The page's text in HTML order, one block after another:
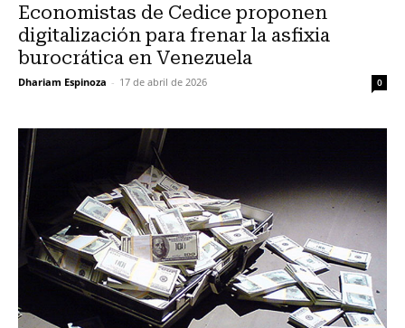
Economistas de Cedice proponen
digitalización para frenar la asfixia
burocrática en Venezuela
Dhariam Espinoza - 17 de abril de 2026 0